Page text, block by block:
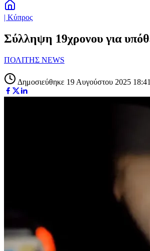
| Κύπρος
Σύλληψη 19χρονου για
ΠΟΛΙΤΗΣ NEWS
Δημοσιεύθηκε 19 Αυγούστου 2025 18:41